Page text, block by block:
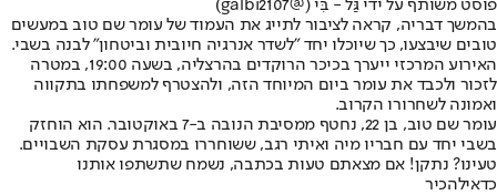
פוסט משותף על ידי ‏‎גַּל - בִּי‎‏ (@‏‎galbi2107‎‏)
בהמשך דבריה, קראה לציבור לתייג את העמוד של עומר שם טוב במעשים
טובים שיבצעו, כך שיוכלו יחד "לשדר אנרגיה חיובית וביטחון" לבנה בשבי.
האירוע המרכזי ייערך בכיכר הרוקדים בהרצליה, בשעה 19:00, במטרה
לזכור ולכבד את עומר ביום המיוחד הזה, ולהצטרף למשפחתו בתקווה
ואמונה לשחרורו הקרוב.
עומר שם טוב, בן 22, נחטף ממסיבת הנובה ב-7 באוקטובר. הוא הוחזק
בשבי יחד עם חבריו מיה ואיתי רגב, ששוחררו במסגרת עסקת השבויים.
טעינו? נתקן! אם מצאתם טעות בכתבה, נשמח שתשתפו אותנו
כדאילהכיר